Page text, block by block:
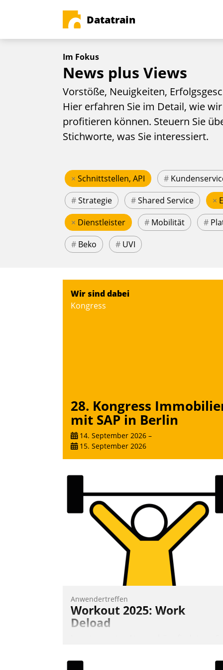
Datatrain
Im Fokus
News plus Views
Vorstöße, Neuigkeiten,
Hier erfahren Sie im Detail, wie
profitieren können. Steuern Sie
Stichworte, was Sie interessiert.
× Schnittstellen, API #
#Strategie #Shared Service ×
× Dienstleister # Mobilität #
# Beko # UVI
Wir sind dabei
Kongress
28. Kongress
mit SAP in Berlin
14. September 2026 –
15. September 2026
Anwendertreffen
Workout 2025: Work
Deload
Kunden- und Partnerkreis statt. Zentrale